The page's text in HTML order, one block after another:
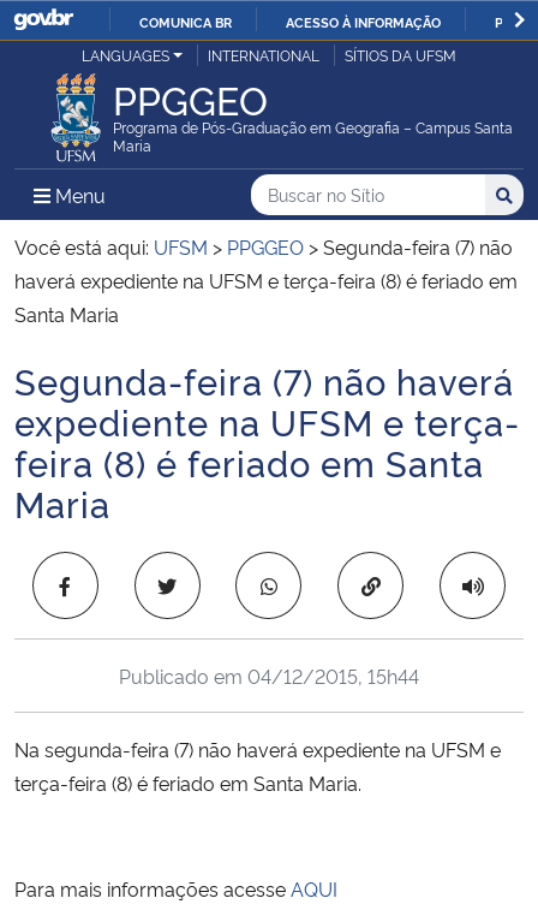
IR
O
COMUNICA BR ACESSO À INFORMAÇÃO
Ministério da Justiça e Segurança Pública
Ministério da Defesa
Ministério das Relações Exteriores
Ministério da Economia
Ministério da Infraestrutura
Ministério da Agricultura, Pecuária e Abastecimento
Ministério da Educação
Ministério da Cidadania
Ministério da Saúde
Ministério de Minas e Energia
Ministério da Ciência, Tecnologia, Inovações e Comunicações
LANGUAGES INTERNATIONAL SÍTIOS DA UFSM
PPGGEO
Programa de Pós-Graduação em Geografia – Campus Santa
Maria
Menu Menu Principal do Sítio
Busca
Buscar no no Sítio
Busca:
Você está aqui: UFSM > PPGGEO >Segunda-feira (7) não
haverá expediente na UFSM e terça-feira (8) é feriado em
Santa Maria
Início do conteúdo
Segunda-feira (7) não haverá
expediente na UFSM e terça-
feira (8) é feriado em Santa
Maria
Copiar para área
Publicado em 04/12/2015, 15h44
Na segunda-feira (7) não haverá expediente na UFSM e
terça-feira (8) é feriado em Santa Maria.
Para mais informações acesseAQUI